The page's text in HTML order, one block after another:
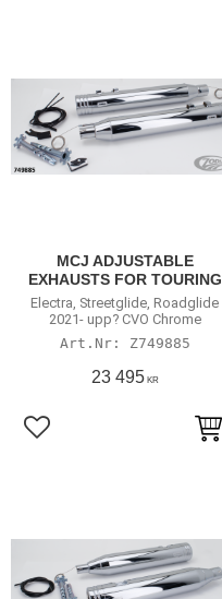
MCJ ADJUSTABLE
EXHAUSTS FOR TOURING
Electra, Streetglide, Roadglide
2021- upp? CVO Chrome
Z749885
23 495KR
Lägg till i favoriter